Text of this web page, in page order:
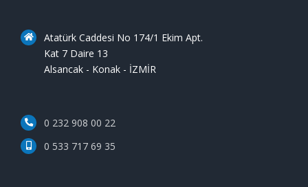
Atatürk Caddesi No 174/1 Ekim Apt.
Kat 7 Daire 13
Alsancak - Konak - İZMİR
0 232 908 00 22
0 533 717 69 35